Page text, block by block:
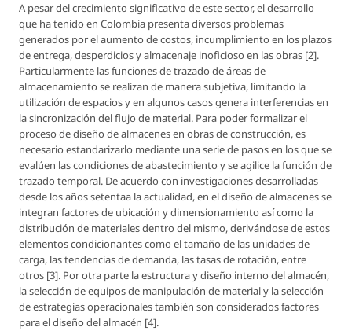
A pesar del crecimiento significativo de este sector, el desarrollo
que ha tenido en Colombia presenta diversos problemas
generados por el aumento de costos, incumplimiento en los plazos
de entrega, desperdicios y almacenaje inoficioso en las obras [2].
Particularmente las funciones de trazado de áreas de
almacenamiento se realizan de manera subjetiva, limitando la
utilización de espacios y en algunos casos genera interferencias en
la sincronización del flujo de material. Para poder formalizar el
proceso de diseño de almacenes en obras de construcción, es
necesario estandarizarlo mediante una serie de pasos en los que se
evalúen las condiciones de abastecimiento y se agilice la función de
trazado temporal. De acuerdo con investigaciones desarrolladas
desde los años setentaa la actualidad, en el diseño de almacenes se
integran factores de ubicación y dimensionamiento así como la
distribución de materiales dentro del mismo, derivándose de estos
elementos condicionantes como el tamaño de las unidades de
carga, las tendencias de demanda, las tasas de rotación, entre
otros [3]. Por otra parte la estructura y diseño interno del almacén,
la selección de equipos de manipulación de material y la selección
de estrategias operacionales también son considerados factores
para el diseño del almacén [4].